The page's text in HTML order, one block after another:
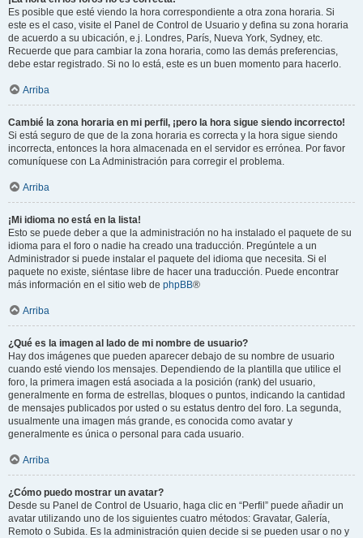
Es posible que esté viendo la hora correspondiente a otra zona horaria. Si
este es el caso, visite el Panel de Control de Usuario y defina su zona horaria
de acuerdo a su ubicación, e.j. Londres, París, Nueva York, Sydney, etc.
Recuerde que para cambiar la zona horaria, como las demás preferencias,
debe estar registrado. Si no lo está, este es un buen momento para hacerlo.
Arriba
Cambié la zona horaria en mi perfil, ¡pero la hora sigue siendo incorrecto!
Si está seguro de que de la zona horaria es correcta y la hora sigue siendo
incorrecta, entonces la hora almacenada en el servidor es errónea. Por favor
comuníquese con La Administración para corregir el problema.
Arriba
¡Mi idioma no está en la lista!
Esto se puede deber a que la administración no ha instalado el paquete de su
idioma para el foro o nadie ha creado una traducción. Pregúntele a un
Administrador si puede instalar el paquete del idioma que necesita. Si el
paquete no existe, siéntase libre de hacer una traducción. Puede encontrar
más información en el sitio web de phpBB®
Arriba
¿Qué es la imagen al lado de mi nombre de usuario?
Hay dos imágenes que pueden aparecer debajo de su nombre de usuario
cuando esté viendo los mensajes. Dependiendo de la plantilla que utilice el
foro, la primera imagen está asociada a la posición (rank) del usuario,
generalmente en forma de estrellas, bloques o puntos, indicando la cantidad
de mensajes publicados por usted o su estatus dentro del foro. La segunda,
usualmente una imagen más grande, es conocida como avatar y
generalmente es única o personal para cada usuario.
Arriba
¿Cómo puedo mostrar un avatar?
Desde su Panel de Control de Usuario, haga clic en “Perfil” puede añadir un
avatar utilizando uno de los siguientes cuatro métodos: Gravatar, Galería,
Remoto o Subida. Es la administración quien decide si se pueden usar o no y